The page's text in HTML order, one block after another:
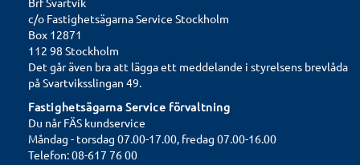
c/o Fastighetsägarna Service Stockholm
Box 12871
112 98 Stockholm
Det går även bra att lägga ett meddelande i styrelsens brevlåda
på Svartviksslingan 49.
Fastighetsägarna Service förvaltning
Du når FÄS kundservice
Måndag - torsdag 07.00-17.00, fredag 07.00-16.00
Telefon: 08-617 76 00